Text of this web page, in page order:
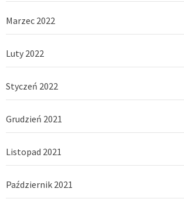
Marzec 2022
Luty 2022
Styczeń 2022
Grudzień 2021
Listopad 2021
Październik 2021